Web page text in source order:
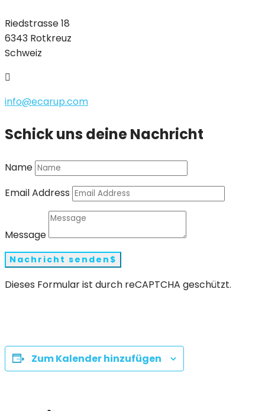
Riedstrasse 18
6343 Rotkreuz
Schweiz

info@ecarup.com
Schick uns deine Nachricht
Name
Email Address
Message
Nachricht senden
Dieses Formular ist durch reCAPTCHA geschützt.
Zum Kalender hinzufügen